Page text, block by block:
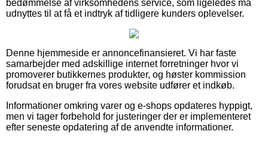
bedømmelse af virksomhedens service, som ligeledes må
udnyttes til at få et indtryk af tidligere kunders oplevelser.
Denne hjemmeside er annoncefinansieret. Vi har faste
samarbejder med adskillige internet forretninger hvor vi
promoverer butikkernes produkter, og høster kommission
forudsat en bruger fra vores website udfører et indkøb.
Informationer omkring varer og e-shops opdateres hyppigt,
men vi tager forbehold for justeringer der er implementeret
efter seneste opdatering af de anvendte informationer.